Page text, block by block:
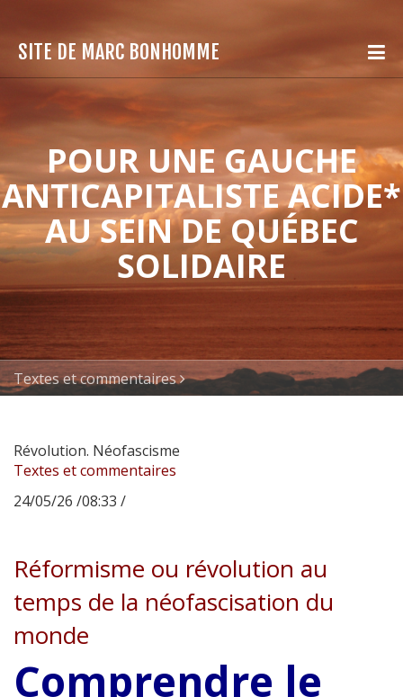
SITE DE MARC BONHOMME
POUR UNE GAUCHE
ANTICAPITALISTE ACIDE*
AU SEIN DE QUÉBEC
SOLIDAIRE
Textes et commentaires
Révolution. Néofascisme
Textes et commentaires
24/05/26 /08:33 /
Réformisme ou révolution au
temps de la néofascisation du
monde
Comprendre le